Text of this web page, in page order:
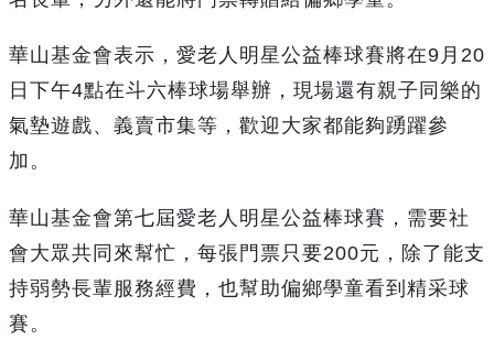
華山基金會表示，愛老人明星公益棒球賽將在9月20
日下午4點在斗六棒球場舉辦，現場還有親子同樂的
氣墊遊戲、義賣市集等，歡迎大家都能夠踴躍參
加。
華山基金會第七屆愛老人明星公益棒球賽，需要社
會大眾共同來幫忙，每張門票只要200元，除了能支
持弱勢長輩服務經費，也幫助偏鄉學童看到精采球
賽。